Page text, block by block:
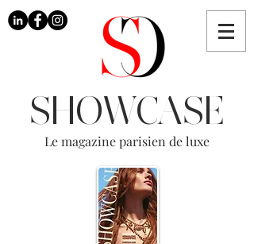
SHOWCASE
Le magazine parisien de luxe